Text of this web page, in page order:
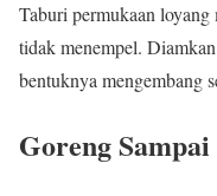
Taburi permukaan
tidak menempel.
bentuknya mengembang
Goreng